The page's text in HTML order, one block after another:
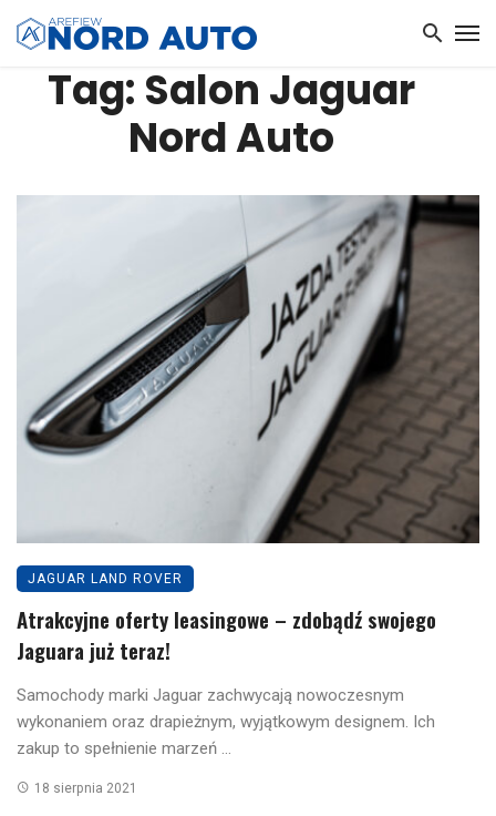
Tag: Salon Jaguar
Nord Auto
JAGUAR LAND ROVER
Atrakcyjne oferty leasingowe – zdobądź swojego
Jaguara już teraz!
Samochody marki Jaguar zachwycają nowoczesnym
wykonaniem oraz drapieżnym, wyjątkowym designem. Ich
zakup to spełnienie marzeń ...
18 sierpnia 2021